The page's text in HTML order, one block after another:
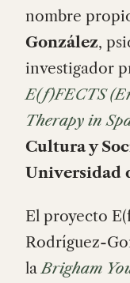
nombre
González,
investigador
E(f)FECTS
Therapy in
Cultura y
Universidad
El proyecto
Rodríguez-
laBrigham